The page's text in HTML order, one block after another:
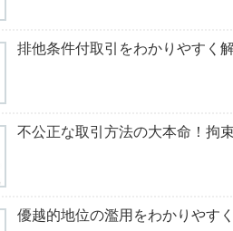
排他条件付取引をわかりやすく
不公正な取引方法の大本命！拘
優越的地位の濫用をわかりやす